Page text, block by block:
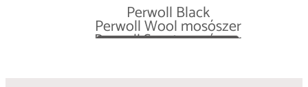
Perwoll Black
Perwoll Wool mosószer
Perwoll Sport mosószer